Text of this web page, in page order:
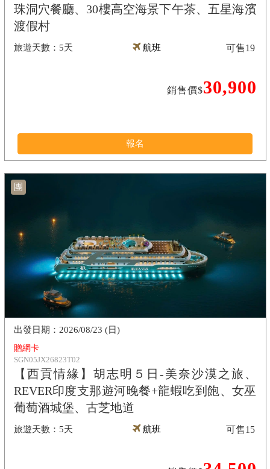
珠洞穴餐廳、30樓高空海景下午茶、五星海濱
渡假村
5天 航班
銷售價$30,900
可售19
報名
團
贈網卡
SGN05JX26823T02
【西貢情緣】胡志明５日-美奈沙漠之旅、
REVER印度支那遊河晚餐+龍蝦吃到飽、女巫
葡萄酒城堡、古芝地道
5天
2026/08/23 (日)
航班 可售15